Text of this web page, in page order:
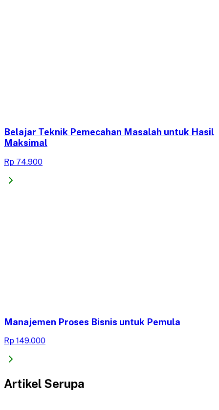
Belajar Teknik Pemecahan Masalah untuk Hasil
Maksimal
Rp 74.900
Manajemen Proses Bisnis untuk Pemula
Rp 149.000
Artikel Serupa